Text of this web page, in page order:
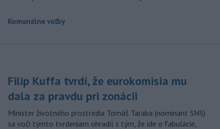
Komunálne voľby
Filip Kuffa tvrdí, že eurokomisia mu
dala za pravdu pri zonácii
Minister životného prostredia Tomáš Taraba (nominant SNS)
sa voči týmto tvrdeniam ohradil s tým, že ide o fabulácie,